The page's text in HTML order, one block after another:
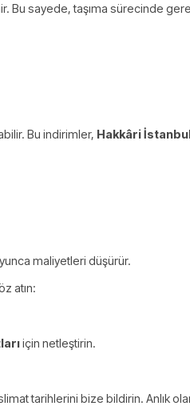
Bu sayede, taşıma sürecinde
Bu indirimler, Hakkâri
maliyetleri düşürür.
atın:
için netleştirin.
tarihlerini bize bildirin. Anlık